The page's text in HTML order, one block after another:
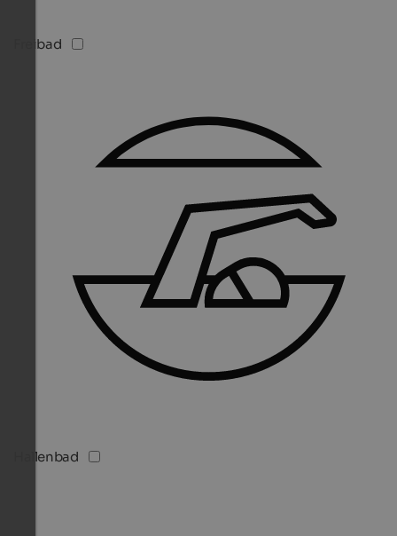
Freibad
Hallenbad